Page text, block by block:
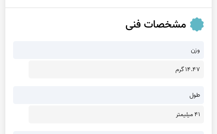
مشخصات فنی
وزن
14.47 گرم
طول
41 میلیمتر